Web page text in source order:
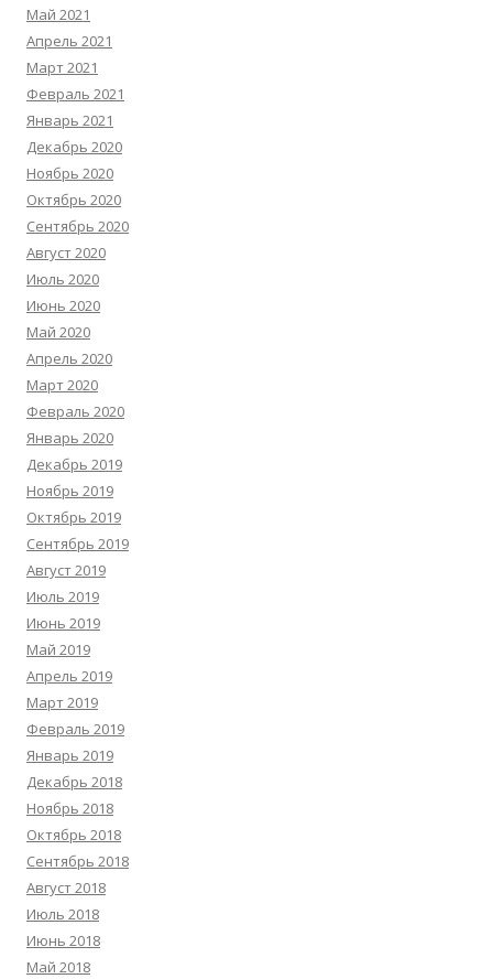
Май 2021
Апрель 2021
Март 2021
Февраль 2021
Январь 2021
Декабрь 2020
Ноябрь 2020
Октябрь 2020
Сентябрь 2020
Август 2020
Июль 2020
Июнь 2020
Май 2020
Апрель 2020
Март 2020
Февраль 2020
Январь 2020
Декабрь 2019
Ноябрь 2019
Октябрь 2019
Сентябрь 2019
Август 2019
Июль 2019
Июнь 2019
Май 2019
Апрель 2019
Март 2019
Февраль 2019
Январь 2019
Декабрь 2018
Ноябрь 2018
Октябрь 2018
Сентябрь 2018
Август 2018
Июль 2018
Июнь 2018
Май 2018